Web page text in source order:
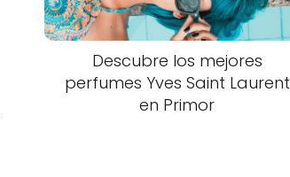
Descubre los mejores
perfumes Yves Saint Laurent
en Primor